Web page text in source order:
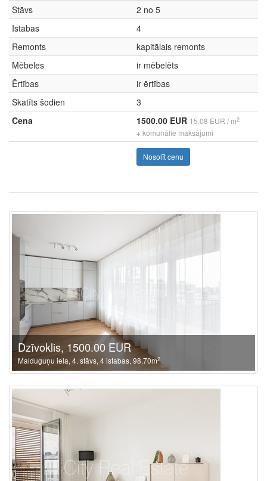
Stāvs
2 no 5
Istabas
4
Remonts
kapitālais remonts
Mēbeles
ir mēbelēts
Ērtības
ir ērtības
Skatīts šodien
3
Cena
1500.00 EUR 15.08 EUR / m2
+ komunālie maksājumi
Nosolīt cenu
Dzīvoklis, 1500.00 EUR
Malduguņu iela, 4. stāvs, 4 istabas, 98.70m2